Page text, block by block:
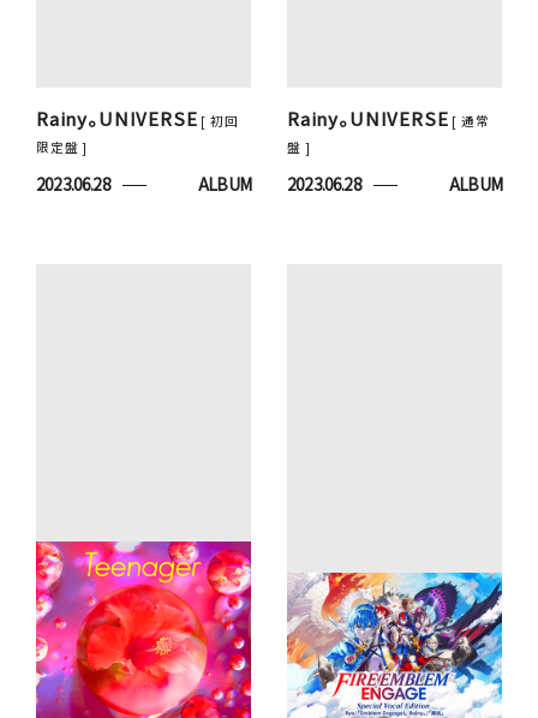
Rainy。UNIVERSE [ 初回
限定盤 ]
2023.06.28 ALBUM
Rainy。UNIVERSE [ 通常
盤 ]
2023.06.28 ALBUM